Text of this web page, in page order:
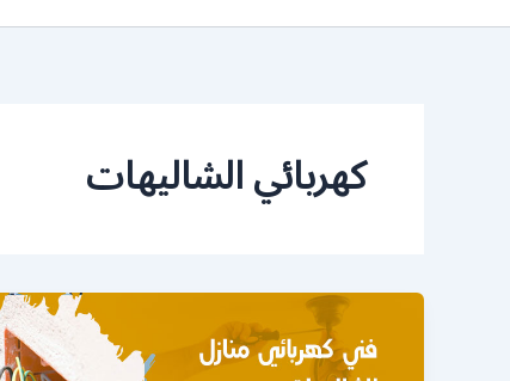
كهربائي الشاليهات